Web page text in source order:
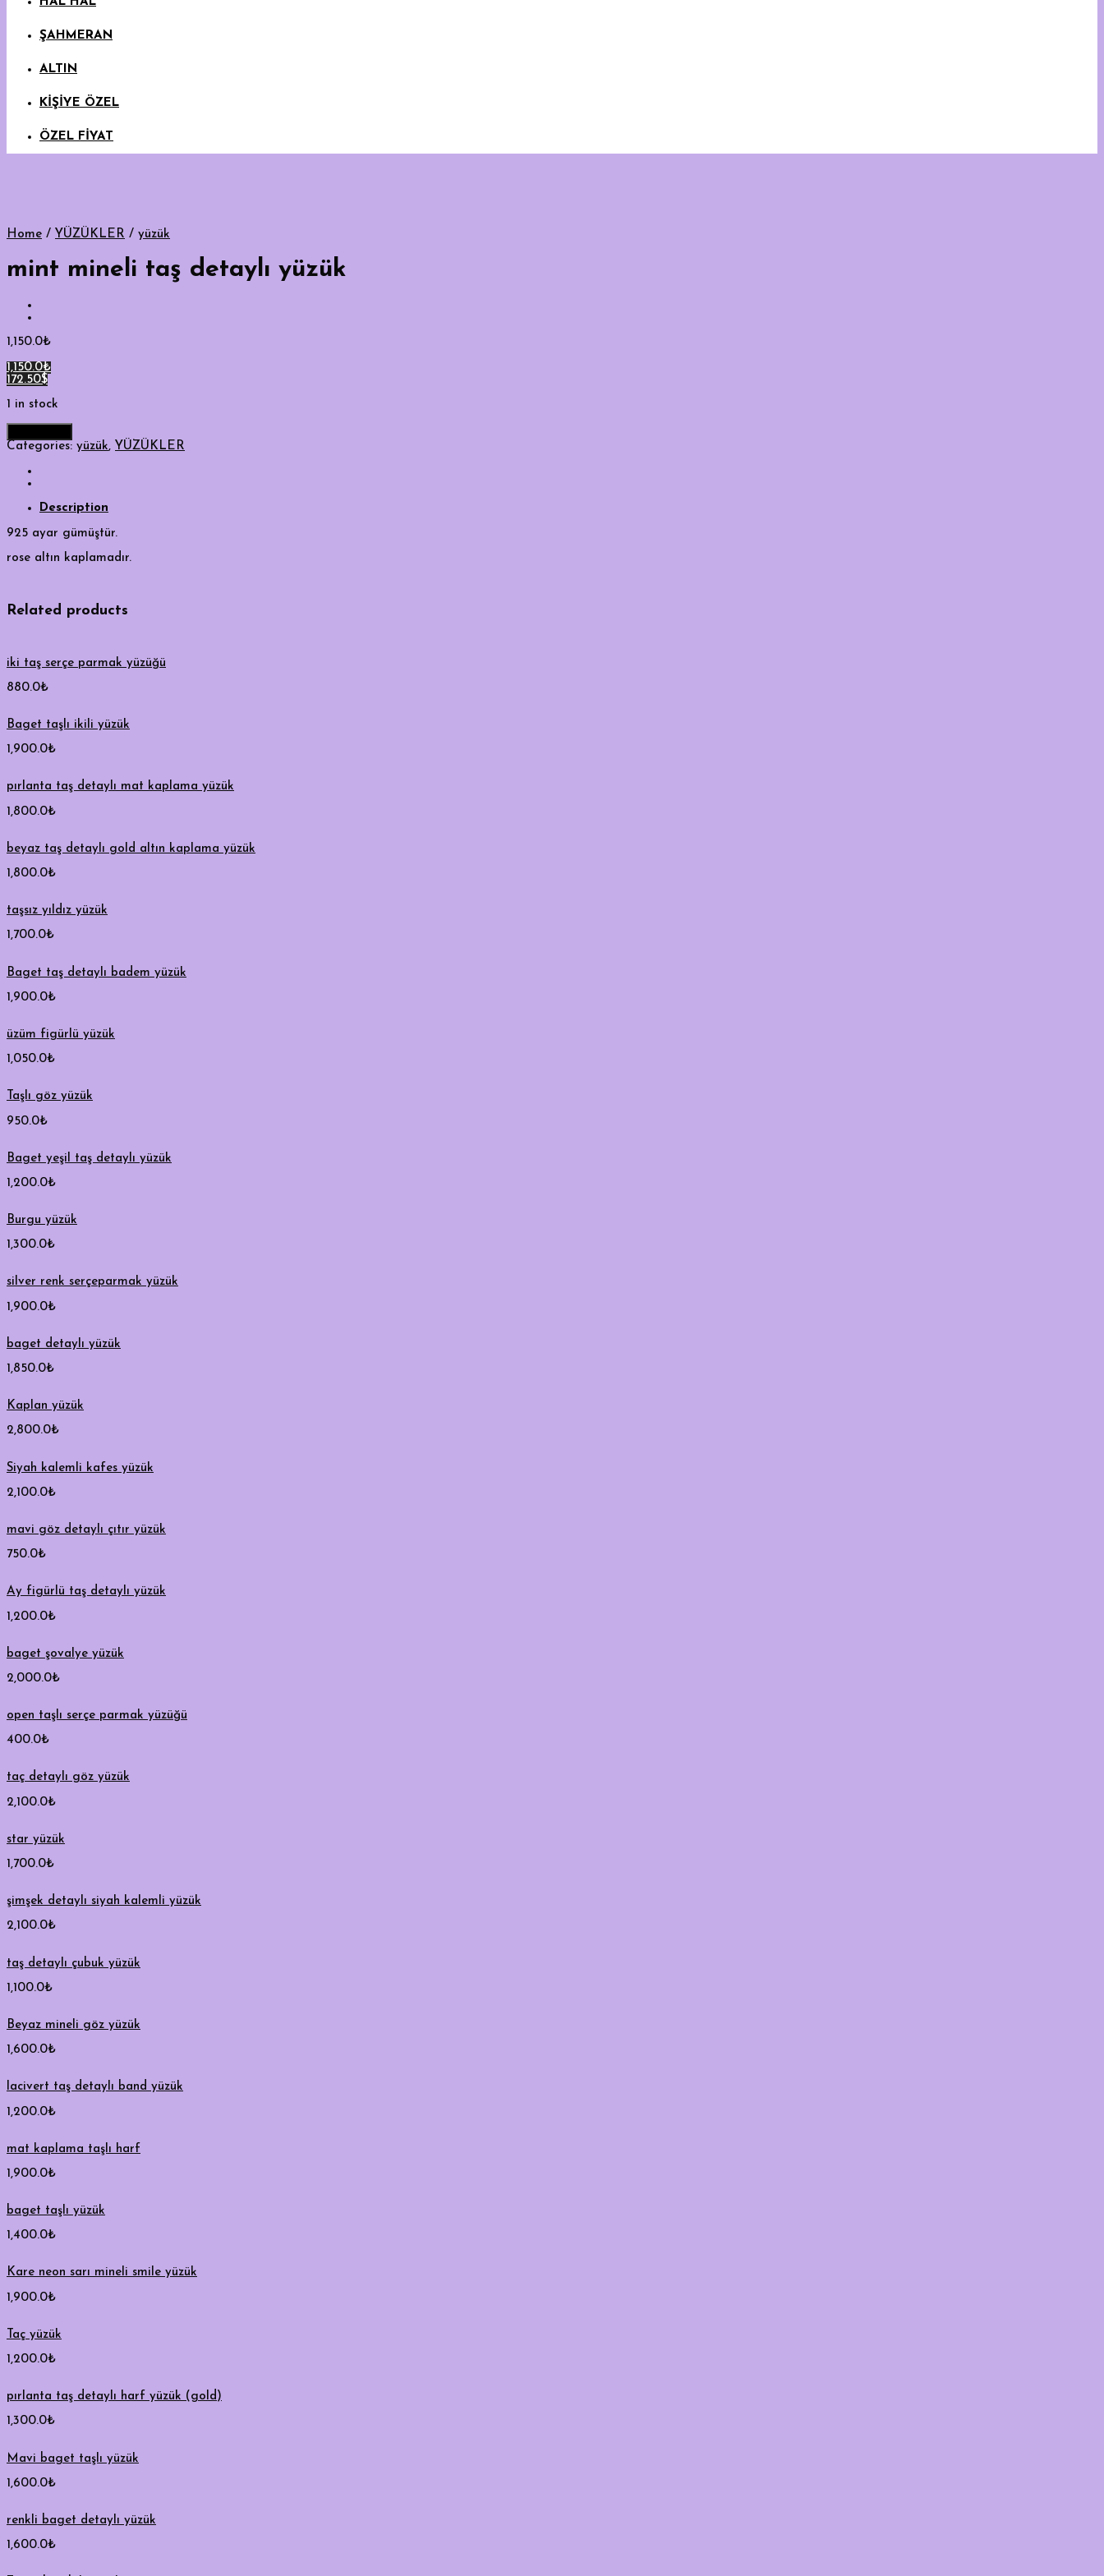
ŞAHMERAN
ALTIN
KİŞİYE ÖZEL
ÖZEL FİYAT
Home / YÜZÜKLER / yüzük
mint mineli taş detaylı yüzük
1,150.0₺
1,150.0₺
172.50$
1 in stock
Categories: yüzük, YÜZÜKLER
Description
925 ayar gümüştür.
rose altın kaplamadır.
Related products
iki taş serçe parmak yüzüğü
880.0₺
Baget taşlı ikili yüzük
1,900.0₺
pırlanta taş detaylı mat kaplama yüzük
1,800.0₺
beyaz taş detaylı gold altın kaplama yüzük
1,800.0₺
taşsız yıldız yüzük
1,700.0₺
Baget taş detaylı badem yüzük
1,900.0₺
üzüm figürlü yüzük
1,050.0₺
Taşlı göz yüzük
950.0₺
Baget yeşil taş detaylı yüzük
1,200.0₺
Burgu yüzük
1,300.0₺
silver renk serçeparmak yüzük
1,900.0₺
baget detaylı yüzük
1,850.0₺
Kaplan yüzük
2,800.0₺
Siyah kalemli kafes yüzük
2,100.0₺
mavi göz detaylı çıtır yüzük
750.0₺
Ay figürlü taş detaylı yüzük
1,200.0₺
baget şovalye yüzük
2,000.0₺
open taşlı serçe parmak yüzüğü
400.0₺
taç detaylı göz yüzük
2,100.0₺
star yüzük
1,700.0₺
şimşek detaylı siyah kalemli yüzük
2,100.0₺
taş detaylı çubuk yüzük
1,100.0₺
Beyaz mineli göz yüzük
1,600.0₺
lacivert taş detaylı band yüzük
1,200.0₺
mat kaplama taşlı harf
1,900.0₺
baget taşlı yüzük
1,400.0₺
Kare neon sarı mineli smile yüzük
1,900.0₺
Taç yüzük
1,200.0₺
pırlanta taş detaylı harf yüzük (gold)
1,300.0₺
Mavi baget taşlı yüzük
1,600.0₺
renkli baget detaylı yüzük
1,600.0₺